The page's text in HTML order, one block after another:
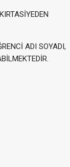
ADI SOYADI,